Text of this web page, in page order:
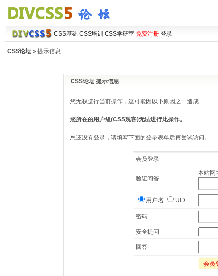
CSS基础 CSS培训 CSS学研室 免费注册 登录
CSS论坛» 提示信息
CSS论坛 提示信息
您无权进行当前操作，这可能因以下原因之一造成
您所在的用户组(CSS观客)无法进行此操作。
您还没有登录，请填写下面的登录表单后再尝试访问。
会员登录
验证问答
本站网
用户名 UID
密码
安全提问
回答
会员